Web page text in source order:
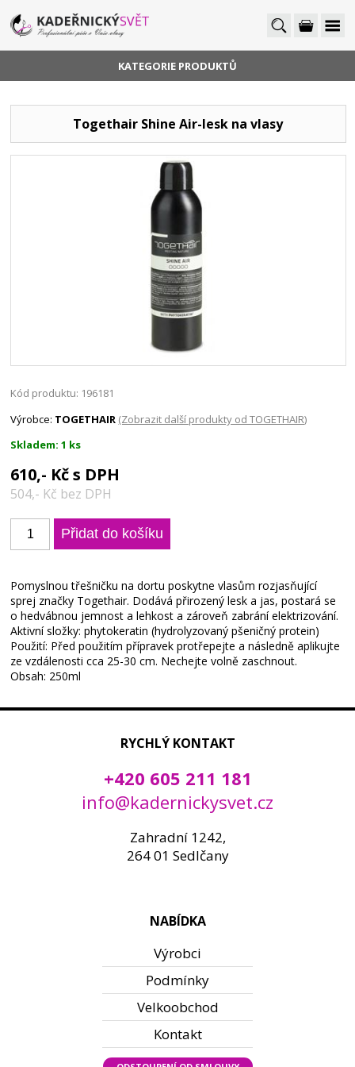
KATEGORIE PRODUKTŮ
Togethair Shine Air-lesk na vlasy
Kód produktu: 196181
Výrobce: TOGETHAIR (Zobrazit další produkty od TOGETHAIR)
Skladem: 1 ks
610,- Kč s DPH
504,- Kč bez DPH
Pomyslnou třešničku na dortu poskytne vlasům rozjasňující
sprej značky Togethair. Dodává přirozený lesk a jas, postará se
o hedvábnou jemnost a lehkost a zároveň zabrání elektrizování.
Aktivní složky: phytokeratin (hydrolyzovaný pšeničný protein)
Použití: Před použitím přípravek protřepejte a následně aplikujte
ze vzdálenosti cca 25-30 cm. Nechejte volně zaschnout.
Obsah: 250ml
RYCHLÝ KONTAKT
+420 605 211 181
info@kadernickysvet.cz
Zahradní 1242,
264 01 Sedlčany
NABÍDKA
Výrobci
Podmínky
Velkoobchod
Kontakt